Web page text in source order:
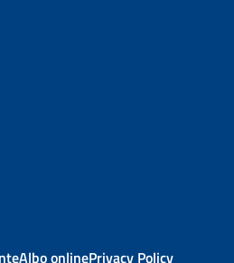
Albo onlinePrivacy Policy